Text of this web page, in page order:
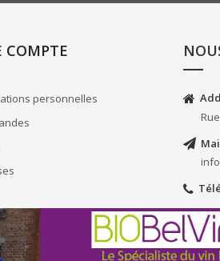
COMPTE
personnelles